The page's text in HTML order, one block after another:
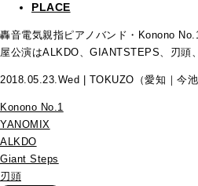
PLACE
轟音電気親指ピアノバンド・Konono
屋公演はALKDO、GIANTSTEPS、刃頭
2018.05.23.Wed | TOKUZO（愛知｜今池
Konono No.1
YANOMIX
ALKDO
Giant Steps
刃頭